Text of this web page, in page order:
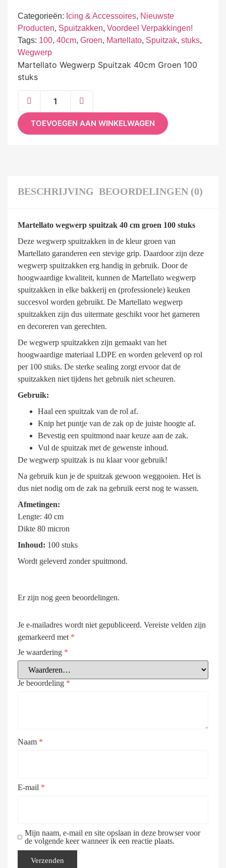
Categorieën: Icing & Accessoires, Nieuwste
Producten, Spuitzakken, Voordeel Verpakkingen!
Tags: 100, 40cm, Groen, Martellato, Spuitzak, stuks,
Wegwerp
Martellato Wegwerp Spuitzak 40cm Groen 100
stuks
TOEVOEGEN AAN WINKELWAGEN
BESCHRIJVING BEOORDELINGEN (0)
Martellato wegwerp spuitzak 40 cm groen 100 stuks
Deze wegwerp spuitzakken in de kleur groen van
Martellato garanderen een stevige grip. Daardoor zijn deze
wegwerp spuitzakken erg handig in gebruik. Door de
hoogwaardige kwaliteit, kunnen de Martellato wegwerp
spuitzakken in elke bakkerij en (professionele) keuken
succesvol worden gebruikt. De Martellato wegwerp
spuitzakken zijn dus uitermate geschikt voor het garneren
en decoreren van gerechten.
De wegwerp spuitzakken zijn gemaakt van het
hoogwaardige materiaal LDPE en worden geleverd op rol
per 100 stuks. De sterke sealing zorgt ervoor dat de
spuitzakken niet tijdens het gebruik niet scheuren.
Gebruik:
Haal een spuitzak van de rol af.
Knip het puntje van de zak op de juiste hoogte af.
Bevestig een spuitmond naar keuze aan de zak.
Vul de spuitzak met de gewenste inhoud.
De wegwerp spuitzak is nu klaar voor gebruik!
Na gebruik kun je de spuitzak gewoon weggooien. Het is
dus niet nodig om de zak na gebruik eerst nog te wassen.
Afmetingen:
Lengte: 40 cm
Dikte 80 micron
Inhoud: 100 stuks
Wordt geleverd zonder spuitmond.
Er zijn nog geen beoordelingen.
Je e-mailadres wordt niet gepubliceerd. Vereiste velden zijn
gemarkeerd met *
Je waardering *
Je beoordeling *
Naam *
E-mail *
Mijn naam, e-mail en site opslaan in deze browser voor
de volgende keer wanneer ik een reactie plaats.